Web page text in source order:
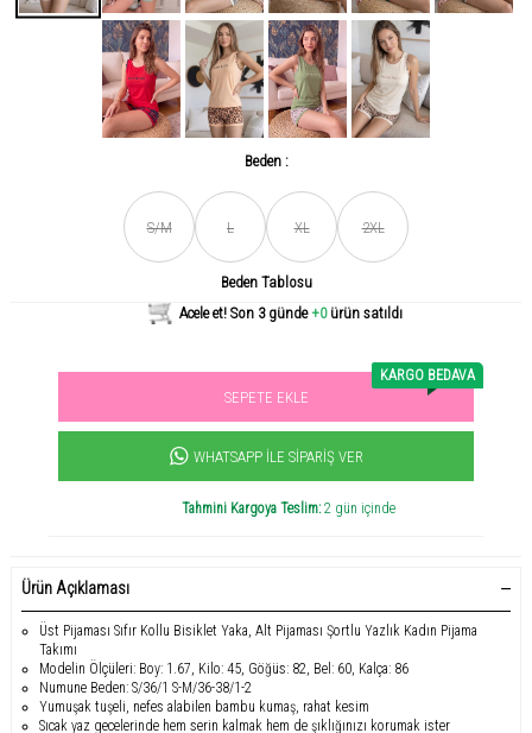
Beden :
S/M L XL 2XL
Beden Tablosu
Son gün içerisinde 456 kişi tarafından incelendi!
Acele et! Son 3 günde+0 ürün satıldı
Sevilen ürün! 11.3B kişi favoriledi!
SEPETE EKLE
KARGO BEDAVA
WHATSAPP İLE SIPARIŞ VER
Tahmini Kargoya Teslim:2 gün içinde
Ürün Açıklaması
Üst Pijaması Sıfır Kollu Bisiklet Yaka, Alt Pijaması Şortlu Yazlık Kadın Pijama
Takımı
Modelin Ölçüleri: Boy: 1.67, Kilo: 45, Göğüs: 82, Bel: 60, Kalça: 86
Numune Beden: S/36/1 S-M/36-38/1-2
Yumuşak tuşeli, nefes alabilen bambu kumaş, rahat kesim
Sıcak yaz gecelerinde hem serin kalmak hem de şıklığınızı korumak ister